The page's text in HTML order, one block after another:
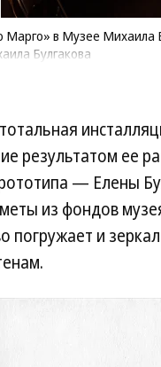
Марго» в Музее Михаила
Булгакова
результатом ее
— Елены
из фондов
погружает и